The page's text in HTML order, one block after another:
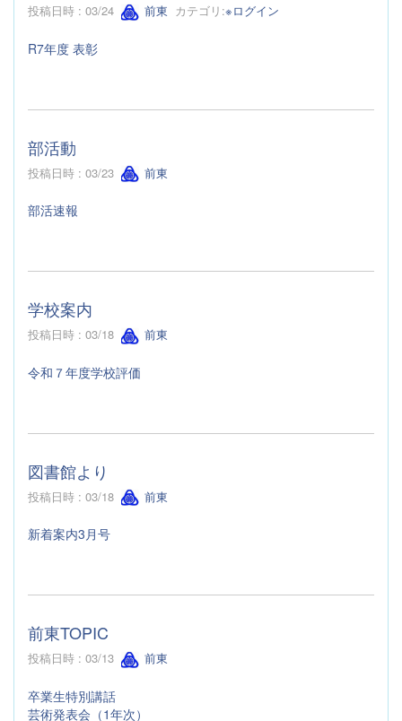
投稿日時 : 03/24 前東 カテゴリ:※ログイン
R7年度 表彰
部活動
投稿日時 : 03/23 前東
部活速報
学校案内
投稿日時 : 03/18 前東
令和７年度学校評価
図書館より
投稿日時 : 03/18 前東
新着案内3月号
前東TOPIC
投稿日時 : 03/13 前東
卒業生特別講話
芸術発表会（1年次）